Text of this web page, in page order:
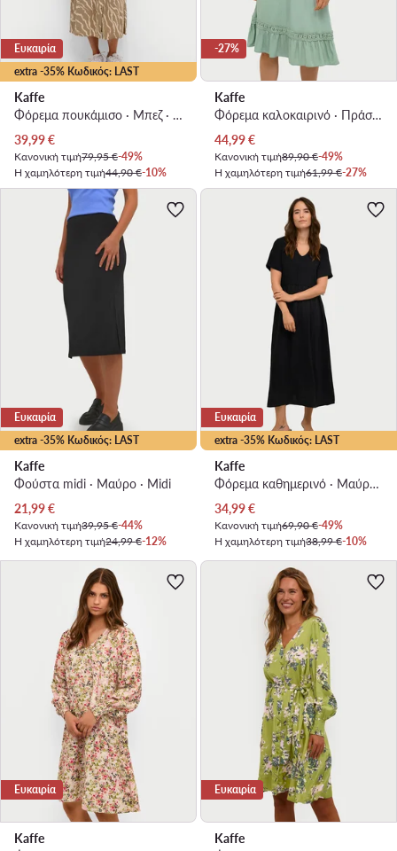
extra -35% Κωδικός: LAST
Ευκαιρία
Kaffe
Φόρεμα πουκάμισο · Μπεζ · Midi
Τρέχουσα τιμή
39,99€
Κανονική τιμή79,95 €-49%
Η χαμηλότερη τιμή44,90 €-10%
-27%
Kaffe
Φόρεμα καλοκαιρινό · Πράσινο · Midi
Τρέχουσα τιμή
44,99€
Κανονική τιμή89,90 €-49%
Η χαμηλότερη τιμή61,99 €-27%
extra -35% Κωδικός: LAST
Ευκαιρία
Kaffe
Φούστα midi · Μαύρο · Midi
Τρέχουσα τιμή
21,99€
Κανονική τιμή39,95 €-44%
Η χαμηλότερη τιμή24,99 €-12%
extra -35% Κωδικός: LAST
Ευκαιρία
Kaffe
Φόρεμα καθημερινό · Μαύρο · Midi
Τρέχουσα τιμή
34,99€
Κανονική τιμή69,90 €-49%
Η χαμηλότερη τιμή38,99 €-10%
Ευκαιρία
Kaffe
Ευκαιρία
Kaffe